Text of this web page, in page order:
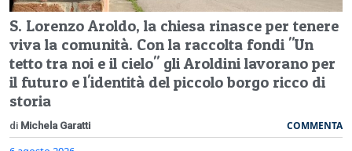
S. Lorenzo Aroldo, la chiesa rinasce per tenere
viva la comunità. Con la raccolta fondi "Un
tetto tra noi e il cielo" gli Aroldini lavorano per
il futuro e l'identità del piccolo borgo ricco di
storia
di Michela Garatti COMMENTA